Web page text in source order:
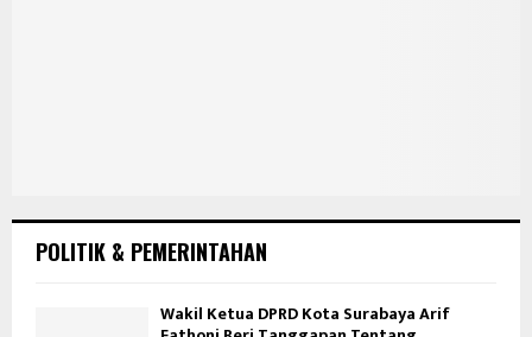
POLITIK & PEMERINTAHAN
Wakil Ketua DPRD Kota Surabaya Arif